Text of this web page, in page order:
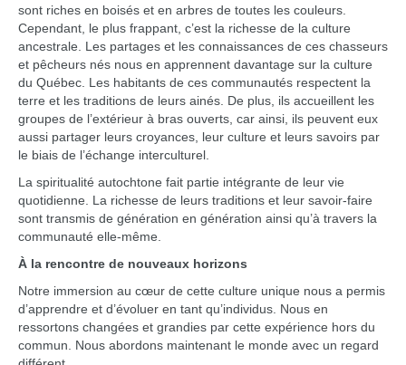
sont riches en boisés et en arbres de toutes les couleurs.
Cependant, le plus frappant, c’est la richesse de la culture
ancestrale. Les partages et les connaissances de ces chasseurs
et pêcheurs nés nous en apprennent davantage sur la culture
du Québec. Les habitants de ces communautés respectent la
terre et les traditions de leurs ainés. De plus, ils accueillent les
groupes de l’extérieur à bras ouverts, car ainsi, ils peuvent eux
aussi partager leurs croyances, leur culture et leurs savoirs par
le biais de l’échange interculturel.
La spiritualité autochtone fait partie intégrante de leur vie
quotidienne. La richesse de leurs traditions et leur savoir-faire
sont transmis de génération en génération ainsi qu’à travers la
communauté elle-même.
À la rencontre de nouveaux horizons
Notre immersion au cœur de cette culture unique nous a permis
d’apprendre et d’évoluer en tant qu’individus. Nous en
ressortons changées et grandies par cette expérience hors du
commun. Nous abordons maintenant le monde avec un regard